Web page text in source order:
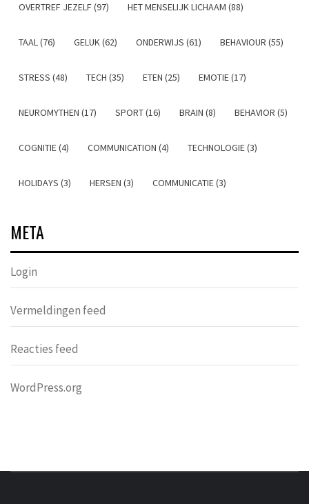
OVERTREF JEZELF (97) HET MENSELIJK LICHAAM (88)
TAAL (76) GELUK (62) ONDERWIJS (61) BEHAVIOUR (55)
STRESS (48) TECH (35) ETEN (25) EMOTIE (17)
NEUROMYTHEN (17) SPORT (16) BRAIN (8) BEHAVIOR (5)
COGNITIE (4) COMMUNICATION (4) TECHNOLOGIE (3)
HOLIDAYS (3) HERSEN (3) COMMUNICATIE (3)
META
Login
Vermeldingen feed
Reacties feed
WordPress.org